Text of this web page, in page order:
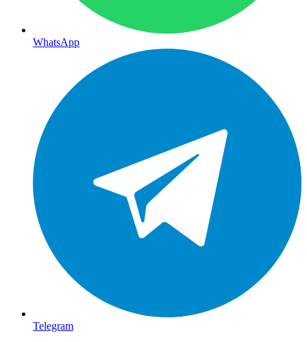
WhatsApp
Telegram